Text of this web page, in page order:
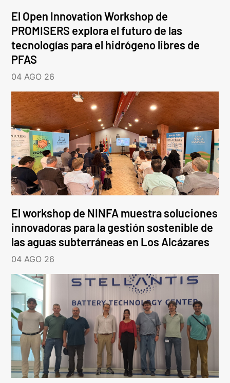
El Open Innovation Workshop de
PROMISERS explora el futuro de las
tecnologías para el hidrógeno libres de
PFAS
04 AGO 26
El workshop de NINFA muestra soluciones
innovadoras para la gestión sostenible de
las aguas subterráneas en Los Alcázares
04 AGO 26